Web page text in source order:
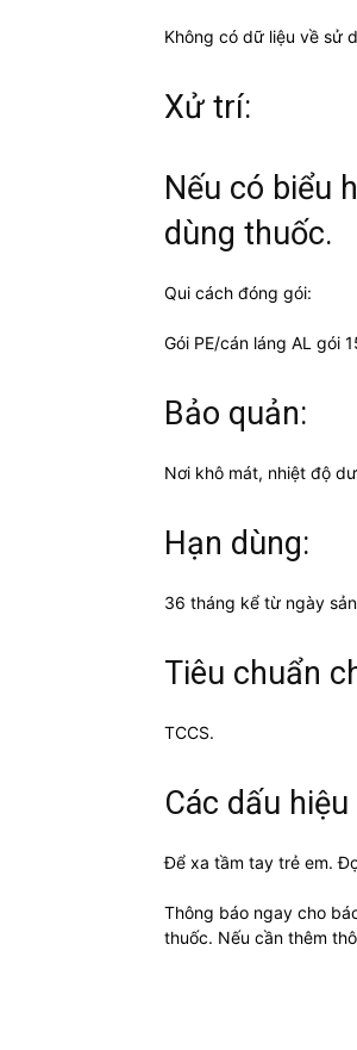
Không có dữ liệu về sử
Xử trí:
Nếu có biểu
dùng thuốc.
Qui cách đóng gói:
Gói PE/cán láng AL gói
Bảo quản:
Nơi khô mát, nhiệt độ
Hạn dùng:
36 tháng kể từ ngày
Tiêu chuẩn
TCCS.
Các dấu
Để xa tầm tay trẻ em.
Thông báo ngay cho
thuốc. Nếu cần thêm